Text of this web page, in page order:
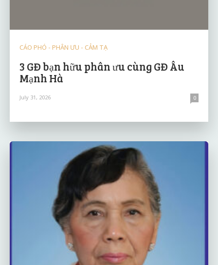
CÁO PHÓ - PHÂN ƯU - CẢM TẠ
3 GĐ bạn hữu phân ưu cùng GĐ Âu
Mạnh Hà
July 31, 2026 0